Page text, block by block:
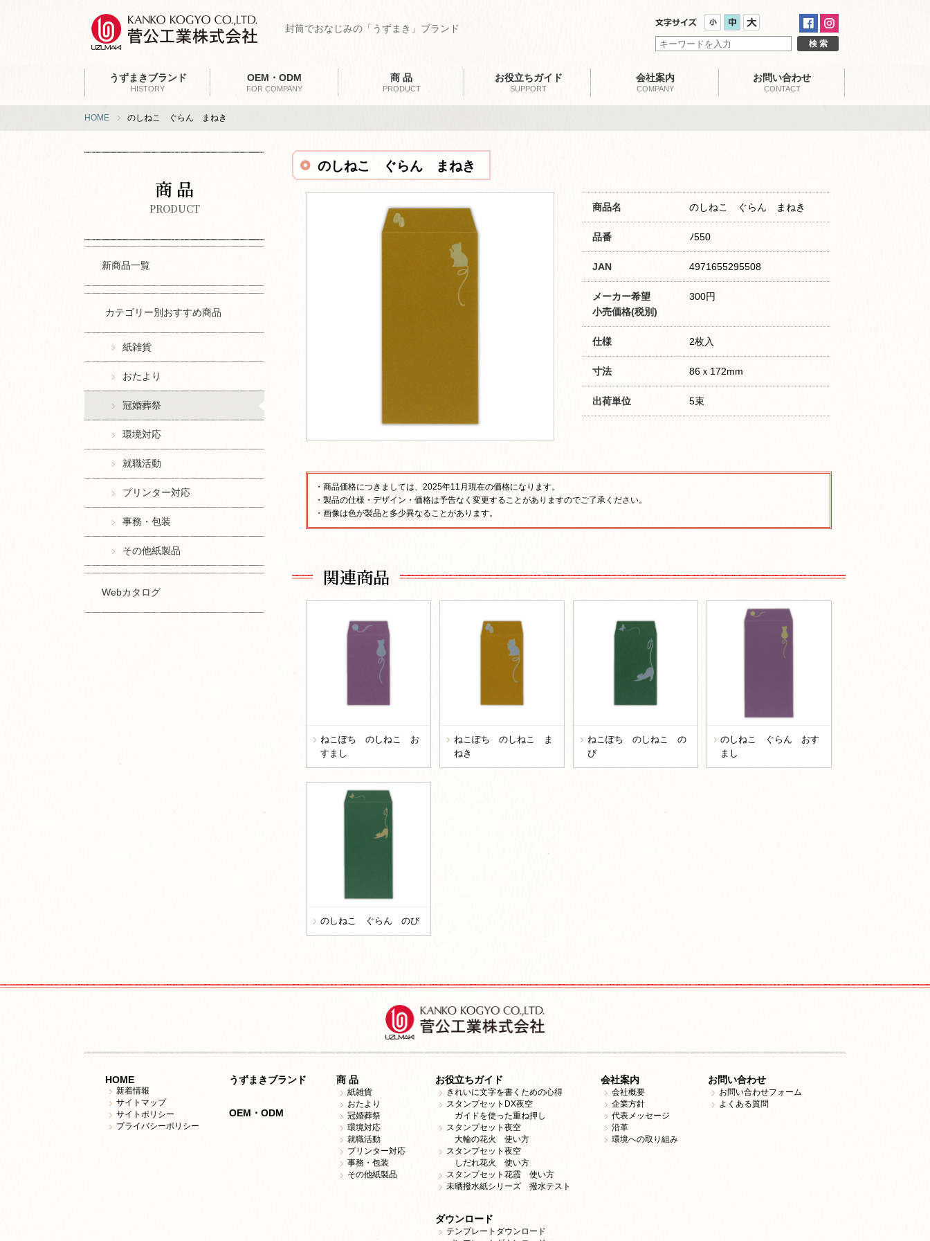
封筒でおなじみの「うずまき」ブランド
うずまきブランド
HISTORY
OEM・ODM
FOR COMPANY
商 品
PRODUCT
お役立ちガイド
SUPPORT
会社案内
COMPANY
お問い合わせ
CONTACT
HOME のしねこ ぐらん まねき
商 品
PRODUCT
新商品一覧
カテゴリー別おすすめ商品
紙雑貨
おたより
冠婚葬祭
環境対応
就職活動
プリンター対応
事務・包装
その他紙製品
Webカタログ
のしねこ ぐらん まねき
商品名 のしねこ ぐらん まねき
品番 ﾉ550
JAN 4971655295508
メーカー希望
小売価格(税別)
300円
仕様 2枚入
寸法 86ｘ172mm
出荷単位 5束
・商品価格につきましては、2025年11月現在の価格になります。
・製品の仕様・デザイン・価格は予告なく変更することがありますのでご了承ください。
・画像は色が製品と多少異なることがあります。
関連商品
ねこぽち のしねこ お
すまし
ねこぽち のしねこ ま
ねき
ねこぽち のしねこ の
び
のしねこ ぐらん おす
まし
のしねこ ぐらん のび
HOME
新着情報
サイトマップ
サイトポリシー
プライバシーポリシー
うずまきブランド
OEM・ODM
商 品
紙雑貨
おたより
冠婚葬祭
環境対応
就職活動
プリンター対応
事務・包装
その他紙製品
お役立ちガイド
きれいに文字を書くための心得
スタンプセットDX夜空
ガイドを使った重ね押し
スタンプセット夜空
大輪の花火 使い方
スタンプセット夜空
しだれ花火 使い方
スタンプセット花霞 使い方
未晒撥水紙シリーズ 撥水テスト
ダウンロード
テンプレートダウンロード
会社案内
会社概要
企業方針
代表メッセージ
沿革
環境への取り組み
お問い合わせ
お問い合わせフォーム
よくある質問